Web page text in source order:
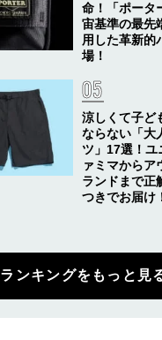
命！「ポータ
宙基準の最先
用した革新的
場！
涼しくて子ど
ならない「大
ツ」17選！ユ
ァミマからア
ランドまで正
つきでお届け
ランキングをもっと見